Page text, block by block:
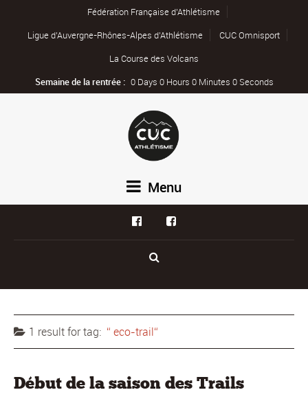
Fédération Française d’Athlétisme
Ligue d’Auvergne-Rhônes-Alpes d’Athlétisme
CUC Omnisport
La Course des Volcans
Semaine de la rentrée : 0 Days 0 Hours 0 Minutes 0 Seconds
Menu
1 result fortag: eco-trail
Début de la saison des Trails